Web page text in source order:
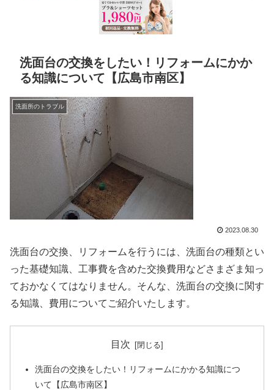
洗面台の交換をしたい！リフォームにかか
る知識について【広島市南区】
洗面所のトラブル
2023.08.30
洗面台の交換、リフォームを行うには、洗面台の種類とい
った基礎知識、工事費を含めた交換費用などさまざま知っ
ておかなくてはなりません。そんな、洗面台の交換に関す
る知識、費用についてご紹介いたします。
目次
洗面台の交換をしたい！リフォームにかかる知識につ
いて【広島市南区】